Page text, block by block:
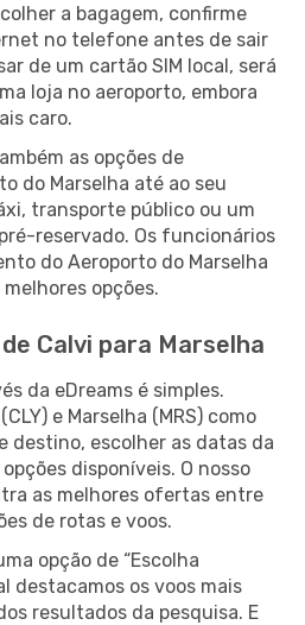
a bagagem, confirme
no telefone antes de sair
de um cartão SIM local, será
loja no aeroporto, embora
caro.
as opções de
do Marselha até ao seu
transporte público ou um
reservado. Os funcionários
do Aeroporto do Marselha
opções.
Calvi para Marselha
da eDreams é simples.
e Marselha (MRS) como
destino, escolher as datas da
disponíveis. O nosso
as melhores ofertas entre
de rotas e voos.
opção de “Escolha
destacamos os voos mais
resultados da pesquisa. E